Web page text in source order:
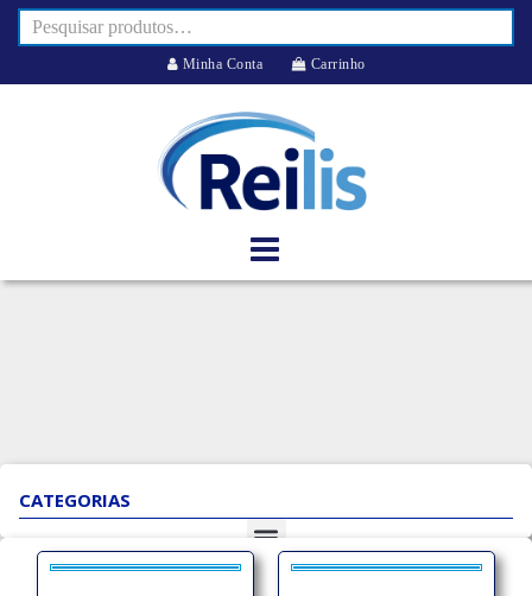
Minha Conta Carrinho
CATEGORIAS